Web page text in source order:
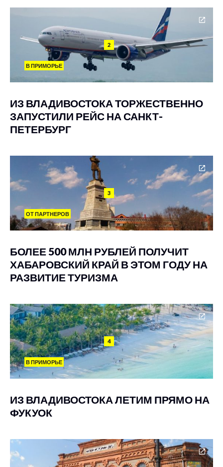
2
В ПРИМОРЬЕ
ИЗ ВЛАДИВОСТОКА ТОРЖЕСТВЕННО
ЗАПУСТИЛИ РЕЙС НА САНКТ-
ПЕТЕРБУРГ
3
ОТ ПАРТНЕРОВ
БОЛЕЕ 500 МЛН РУБЛЕЙ ПОЛУЧИТ
ХАБАРОВСКИЙ КРАЙ В ЭТОМ ГОДУ НА
РАЗВИТИЕ ТУРИЗМА
4
В ПРИМОРЬЕ
ИЗ ВЛАДИВОСТОКА ЛЕТИМ ПРЯМО НА
ФУКУОК